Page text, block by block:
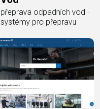
přeprava odpadních vod -
systémy pro přepravu